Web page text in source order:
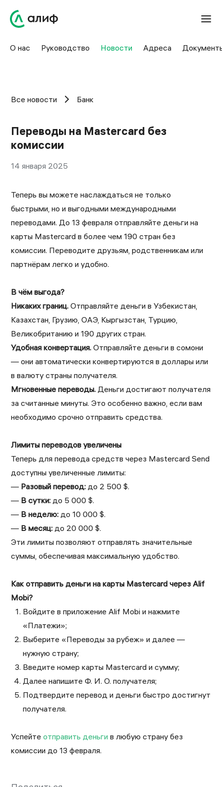
О нас Руководство Новости Адреса
Все новости Банк
Переводы на Mastercard без
комиссии
14 января 2025
Теперь вы можете наслаждаться не только
быстрыми, но и выгодными международными
переводами. До 13 февраля отправляйте деньги на
карты Mastercard в более чем 190 стран без
комиссии. Переводите друзьям, родственникам или
партнёрам легко и удобно.
В чём выгода?
Никаких границ. Отправляйте деньги в Узбекистан,
Казахстан, Грузию, ОАЭ, Кыргызстан, Турцию,
Великобританию и 190 других стран.
Удобная конвертация. Отправляйте деньги в сомони
— они автоматически конвертируются в доллары или
в валюту страны получателя.
Мгновенные переводы. Деньги достигают получателя
за считанные минуты. Это особенно важно, если вам
необходимо срочно отправить средства.
Лимиты переводов увеличены
Теперь для перевода средств через Mastercard Send
доступны увеличенные лимиты:
— Разовый перевод: до 2 500 $.
— В сутки: до 5 000 $.
— В неделю: до 10 000 $.
— В месяц: до 20 000 $.
Эти лимиты позволяют отправлять значительные
суммы, обеспечивая максимальную удобство.
Как отправить деньги на карты Mastercard через Alif
Mobi?
Войдите в приложение Alif Mobi и нажмите
«Платежи»;
Выберите «Переводы за рубеж» и далее —
нужную страну;
Введите номер карты Mastercard и сумму;
Далее напишите Ф. И. О. получателя;
Подтвердите перевод и деньги быстро достигнут
получателя.
Успейте отправить деньги в любую страну без
комиссии до 13 февраля.